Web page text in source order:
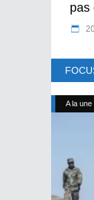
pas
A la une